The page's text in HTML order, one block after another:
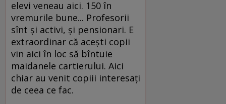
elevi veneau aici. 150 în
vremurile bune... Profesorii
sînt şi activi, şi pensionari. E
extraordinar că aceşti copii
vin aici în loc să bîntuie
maidanele cartierului. Aici
chiar au venit copiii interesaţi
de ceea ce fac.